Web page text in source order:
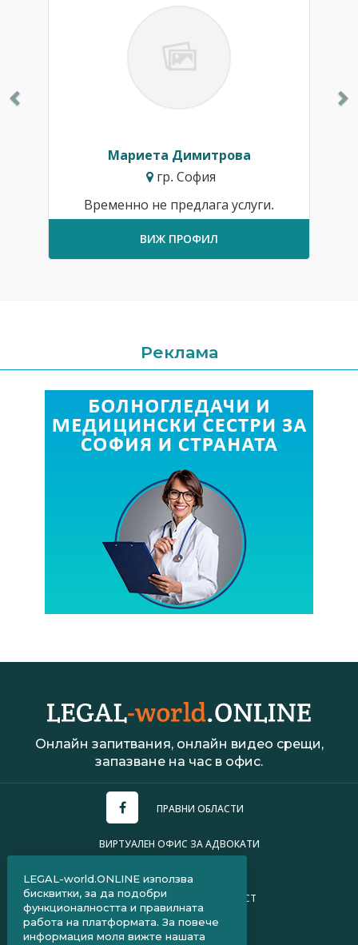
Мариета Димитрова
гр. София
Временно не предлага услуги.
ВИЖ ПРОФИЛ
Реклама
Онлайн запитвания, онлайн видео срещи,
запазване на час в офис.
ПРАВНИ ОБЛАСТИ
ВИРТУАЛЕН ОФИС ЗА АДВОКАТИ
ПОЛИТИКА ЗА ПОВЕРИТЕЛНОСТ
ЧЗВ ЗА КЛИЕНТИ
LEGAL-world.ONLINE използва
бисквитки, за да подобри
функционалността и правилната
работа на платформата. За повече
информация моля вижте нашата